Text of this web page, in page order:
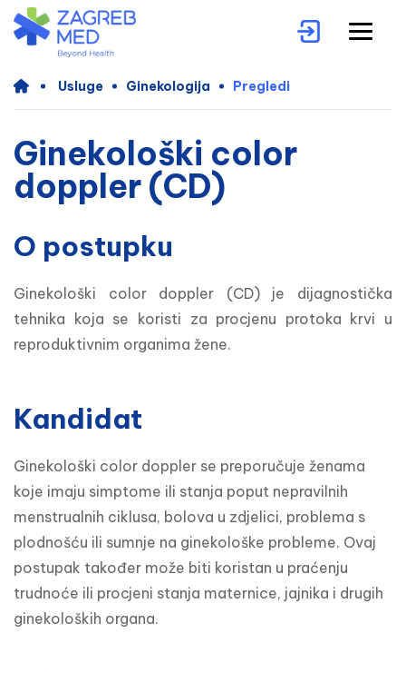
Usluge Ginekologija Pregledi
Ginekološki color
doppler (CD)
O postupku
Ginekološki color doppler (CD) je dijagnostička
tehnika koja se koristi za procjenu protoka krvi u
reproduktivnim organima žene.
Kandidat
Ginekološki color doppler se preporučuje ženama
koje imaju simptome ili stanja poput nepravilnih
menstrualnih ciklusa, bolova u zdjelici, problema s
plodnošću ili sumnje na ginekološke probleme. Ovaj
postupak također može biti koristan u praćenju
trudnoće ili procjeni stanja maternice, jajnika i drugih
ginekoloških organa.